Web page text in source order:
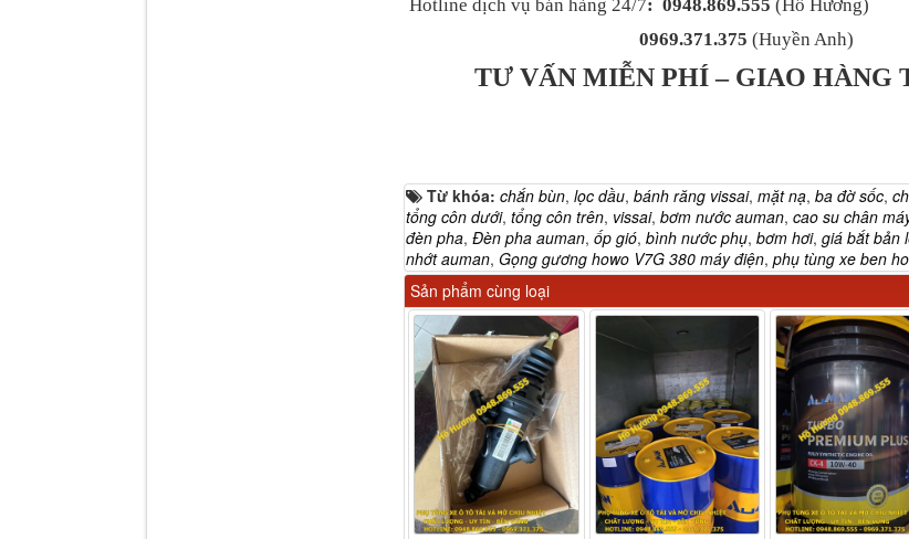
Hotline dịch vụ bán hàng 24/7: 0948.869.555 (Hồ Hương)
0969.371.375 (Huyền Anh)
TƯ VẤN MIỄN PHÍ – GIAO HÀNG
Từ khóa: chắn bùn, lọc dầu, bánh răng vissai, mặt nạ, ba đờ sốc,
tổng côn dưới, tổng côn trên, vissai, bơm nước auman, cao su chân
đèn pha, Đèn pha auman, ốp gió, bình nước phụ, bơm hơi, giá bắt bản
nhớt auman, Gọng gương howo V7G 380 máy điện, phụ tùng xe ben
Sản phẩm cùng loại